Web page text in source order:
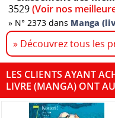
3529(Voir nos
» N° 2373 dans Manga
» Découvrez tous les
LES CLIENTS AYANT
LIVRE (MANGA) ONT